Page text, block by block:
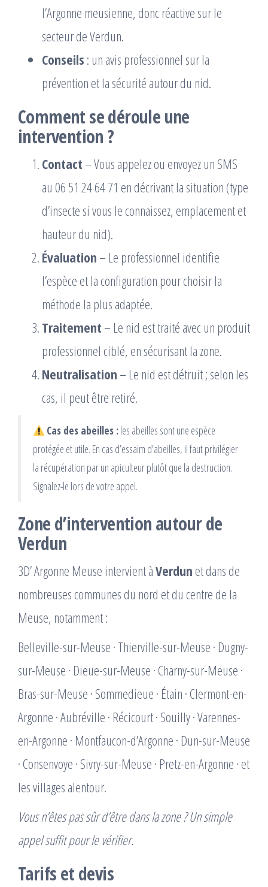
l’Argonne meusienne, donc réactive sur le
secteur de Verdun.
Conseils : un avis professionnel sur la
prévention et la sécurité autour du nid.
Comment se déroule une
intervention ?
Contact – Vous appelez ou envoyez un SMS
au 06 51 24 64 71 en décrivant la situation (type
d’insecte si vous le connaissez, emplacement et
hauteur du nid).
Évaluation – Le professionnel identifie
l’espèce et la configuration pour choisir la
méthode la plus adaptée.
Traitement – Le nid est traité avec un produit
professionnel ciblé, en sécurisant la zone.
Neutralisation – Le nid est détruit ; selon les
cas, il peut être retiré.
Cas des abeilles :les abeilles sont une espèce
protégée et utile. En cas d’essaim d’abeilles, il faut privilégier
la récupération par un apiculteur plutôt que la destruction.
Signalez-le lors de votre appel.
Zone d’intervention autour de
Verdun
3D’ Argonne Meuse intervient àVerdun et dans de
nombreuses communes du nord et du centre de la
Meuse, notamment :
Belleville-sur-Meuse · Thierville-sur-Meuse · Dugny-
sur-Meuse · Dieue-sur-Meuse · Charny-sur-Meuse ·
Bras-sur-Meuse · Sommedieue · Étain · Clermont-en-
Argonne · Aubréville · Récicourt · Souilly · Varennes-
en-Argonne · Montfaucon-d’Argonne · Dun-sur-Meuse
· Consenvoye · Sivry-sur-Meuse · Pretz-en-Argonne · et
les villages alentour.
Vous n’êtes pas sûr d’être dans la zone ? Un simple
appel suffit pour le vérifier.
Tarifs et devis